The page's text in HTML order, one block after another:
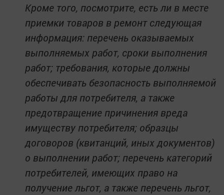
Кроме того, посмотрите, есть ли в месте
приемки товаров в ремонт следующая
информация: перечень оказываемых
выполняемых работ, сроки выполнения
работ; требования, которые должны
обеспечивать безопасность выполняемой
работы для потребителя, а также
предотвращение причинения вреда
имуществу потребителя; образцы
договоров (квитанций, иных документов)
о выполнении работ; перечень категорий
потребителей, имеющих право на
получение льгот, а также перечень льгот,